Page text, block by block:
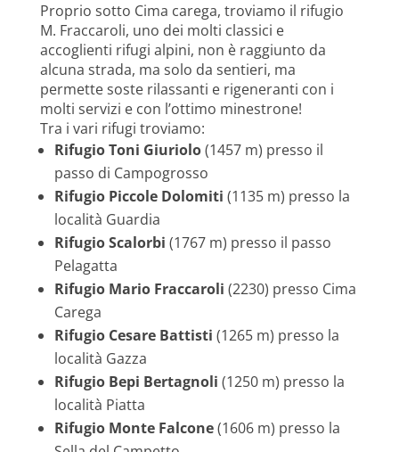
Proprio sotto Cima carega, troviamo il rifugio
M. Fraccaroli, uno dei molti classici e
accoglienti rifugi alpini, non è raggiunto da
alcuna strada, ma solo da sentieri, ma
permette soste rilassanti e rigeneranti con i
molti servizi e con l’ottimo minestrone!
Tra i vari rifugi troviamo:
Rifugio Toni Giuriolo(1457 m) presso il
passo di Campogrosso
Rifugio Piccole Dolomiti (1135 m) presso la
località Guardia
Rifugio Scalorbi (1767 m) presso il passo
Pelagatta
Rifugio Mario Fraccaroli (2230) presso Cima
Carega
Rifugio Cesare Battisti (1265 m) presso la
località Gazza
Rifugio Bepi Bertagnoli (1250 m) presso la
località Piatta
Rifugio Monte Falcone(1606 m) presso la